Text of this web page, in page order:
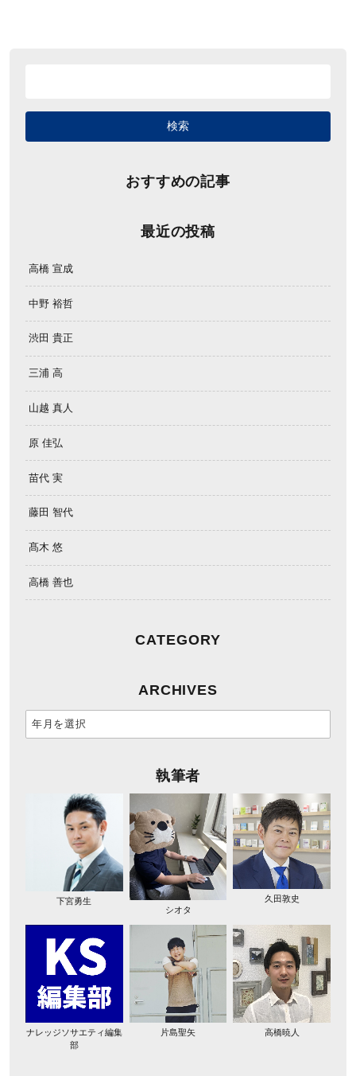
おすすめの記事
最近の投稿
高橋 宣成
中野 裕哲
渋田 貴正
三浦 高
山越 真人
原 佳弘
苗代 実
藤田 智代
髙木 悠
高橋 善也
CATEGORY
ARCHIVES
執筆者
下宮勇生
シオタ
久田敦史
ナレッジソサエティ編集
部
片島聖矢 高橋暁人